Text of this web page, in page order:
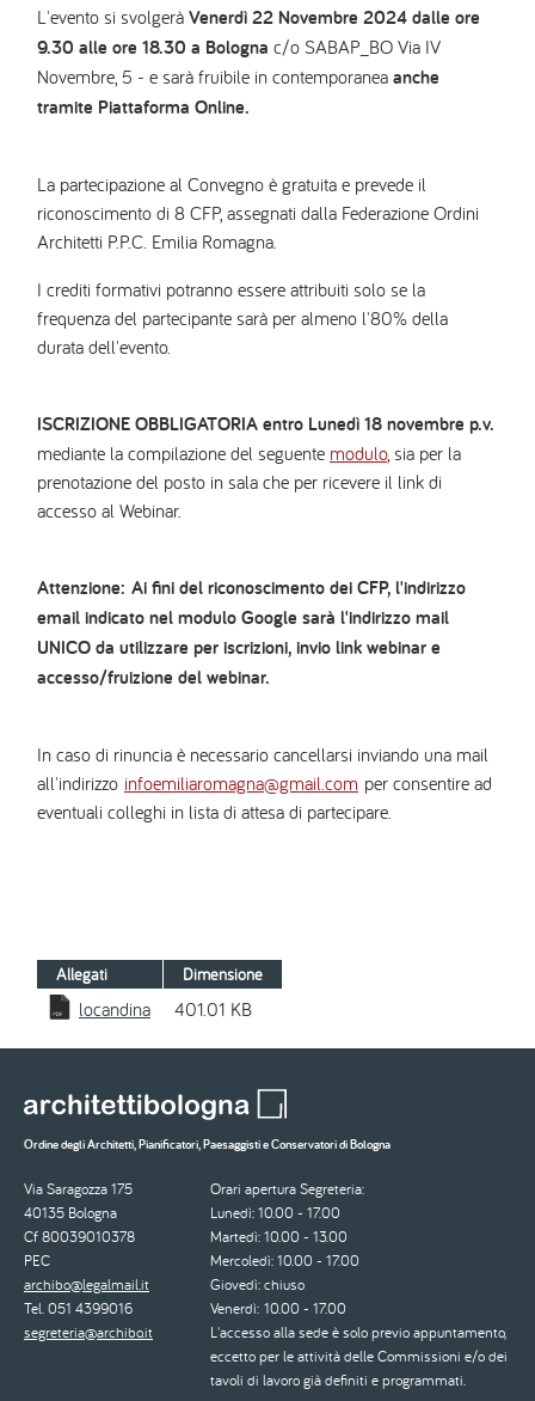
L'evento si svolgerà Venerdì 22 Novembre 2024dalle ore
9.30 alle ore 18.30 a Bologna c/o SABAP_BO Via IV
Novembre, 5 - e sarà fruibile in contemporanea anche
tramite Piattaforma Online.
La partecipazione al Convegno è gratuita e prevede il
riconoscimento di 8 CFP, assegnati dalla Federazione Ordini
Architetti P.P.C. Emilia Romagna.
I crediti formativi potranno essere attribuiti solo se la
frequenza del partecipante sarà per almeno l'80% della
durata dell'evento.
ISCRIZIONE OBBLIGATORIA entro Lunedì 18 novembre p.v.
mediante la compilazione del seguente modulo, sia per la
prenotazione del posto in sala che per ricevere il link di
accesso al Webinar.
Attenzione: Ai fini del riconoscimento dei CFP, l'indirizzo
email indicato nel modulo Google sarà l'indirizzo mail
UNICO da utilizzare per iscrizioni, invio link webinar e
accesso/fruizione del webinar.
In caso di rinuncia è necessario cancellarsi inviando una mail
all'indirizzo infoemiliaromagna@gmail.com per consentire ad
eventuali colleghi in lista di attesa di partecipare.
Allegati Dimensione
locandina 401.01 KB
Ordine degli Architetti, Pianificatori, Paesaggisti e Conservatori di Bologna
Via Saragozza 175
40135 Bologna
Cf 80039010378
PEC
archibo@legalmail.it
Tel. 051 4399016
segreteria@archibo.it
Orari apertura Segreteria:
Lunedì: 10.00 - 17.00
Martedì: 10.00 - 13.00
Mercoledì: 10.00 - 17.00
Giovedì: chiuso
Venerdì: 10.00 - 17.00
L'accesso alla sede è solo previo appuntamento,
eccetto per le attività delle Commissioni e/o dei
tavoli di lavoro già definiti e programmati.